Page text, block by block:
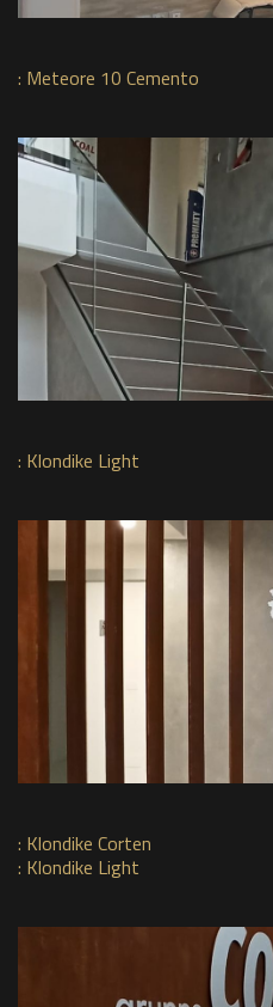
: Meteore 10 Cemento
: Klondike Light
: Klondike Corten
: Klondike Light